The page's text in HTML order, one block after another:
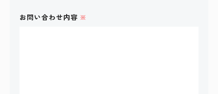
お問い合わせ内容 ※